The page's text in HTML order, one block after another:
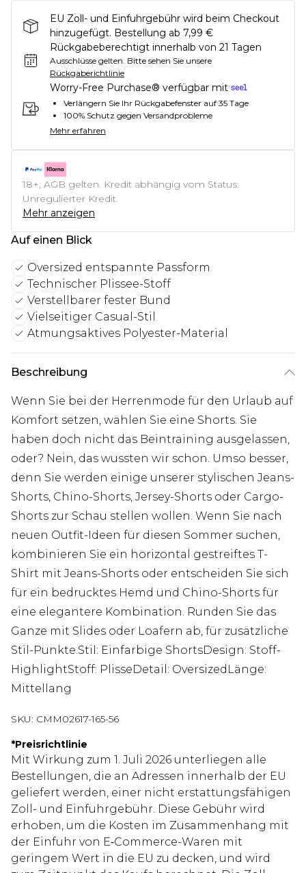
EU Zoll- und Einfuhrgebühr wird beim Checkout
hinzugefügt. Bestellung ab 7,99 €
Rückgabeberechtigt innerhalb von 21 Tagen
Ausschlüsse gelten. Bitte sehen Sie unsere
Rückgaberichtlinie
Worry-Free Purchase® verfügbar mit
Verlängern Sie Ihr Rückgabefenster auf 35 Tage
100% Schutz gegen Versandprobleme
Mehr erfahren
18+, AGB gelten. Kredit abhängig vom Status.
Unregulierter Kredit.
Mehr anzeigen
Auf einen Blick
Oversized entspannte Passform
Technischer Plissee-Stoff
Verstellbarer fester Bund
Vielseitiger Casual-Stil
Atmungsaktives Polyester-Material
Beschreibung
Wenn Sie bei der Herrenmode für den Urlaub auf
Komfort setzen, wählen Sie eine Shorts. Sie
haben doch nicht das Beintraining ausgelassen,
oder? Nein, das wussten wir schon. Umso besser,
denn Sie werden einige unserer stylischen Jeans-
Shorts, Chino-Shorts, Jersey-Shorts oder Cargo-
Shorts zur Schau stellen wollen. Wenn Sie nach
neuen Outfit-Ideen für diesen Sommer suchen,
kombinieren Sie ein horizontal gestreiftes T-
Shirt mit Jeans-Shorts oder entscheiden Sie sich
für ein bedrucktes Hemd und Chino-Shorts für
eine elegantere Kombination. Runden Sie das
Ganze mit Slides oder Loafern ab, für zusätzliche
Stil-Punkte.Stil: Einfarbige ShortsDesign: Stoff-
HighlightStoff: PlisseDetail: OversizedLänge:
Mittellang
SKU: CMM02617-165-56
*Preisrichtlinie
Mit Wirkung zum 1. Juli 2026 unterliegen alle
Bestellungen, die an Adressen innerhalb der EU
geliefert werden, einer nicht erstattungsfähigen
Zoll- und Einfuhrgebühr. Diese Gebühr wird
erhoben, um die Kosten im Zusammenhang mit
der Einfuhr von E‑Commerce-Waren mit
geringem Wert in die EU zu decken, und wird